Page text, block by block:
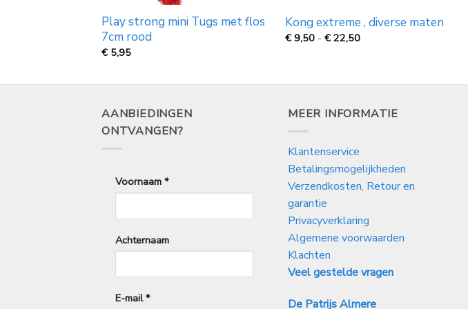
Play strong mini Tugs met flos
7cm rood
€ 5,95
Kong extreme , diverse maten
€9,50 - €22,50Prijsklasse:
22,50
AANBIEDINGEN
ONTVANGEN?
Voornaam *
Achternaam
E-mail*
MEER INFORMATIE
Klantenservice
Betalingsmogelijkheden
Verzendkosten, Retour en
garantie
Privacyverklaring
Algemene voorwaarden
Klachten
Veel gestelde vragen
De Patrijs Almere